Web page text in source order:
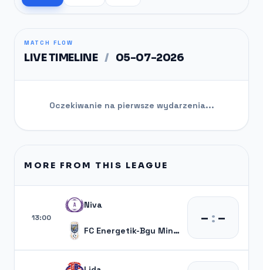
MATCH FLOW
LIVE TIMELINE / 05-07-2026
Oczekiwanie na pierwsze wydarzenia...
MORE FROM THIS LEAGUE
13:00
Niva
FC Energetik-Bgu Minsk
– :–